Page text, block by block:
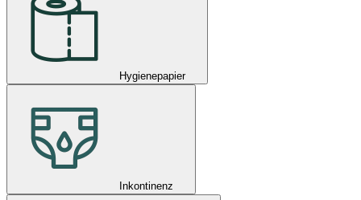
Hygienepapier
Inkontinenz